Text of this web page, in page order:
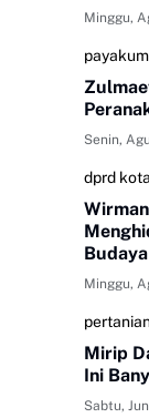
Minggu,
Senin,
dprd
Minggu,
Mirip
Ini
Sabtu,